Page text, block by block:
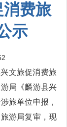
费旅
示
文旅促消费旅
局《麟游县兴
旅单位申报，
游局复审，现